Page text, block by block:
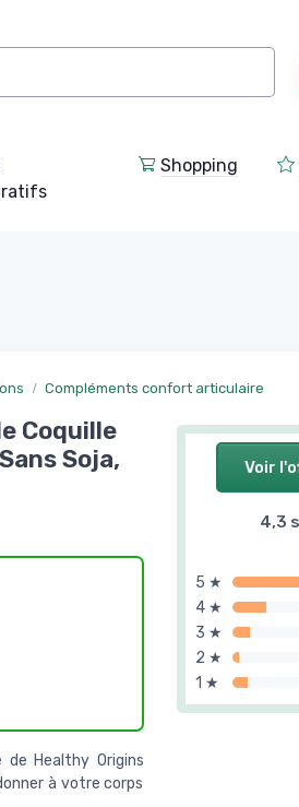
Shopping
Compléments confort articulaire
Voir
4,3
5 ★
4 ★
3 ★
2 ★
1 ★
Coquille
Soja,
de Healthy Origins
à votre corps